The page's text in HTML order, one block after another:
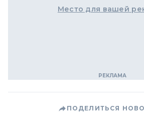
Место для вашей
ПОДЕЛИТЬСЯ